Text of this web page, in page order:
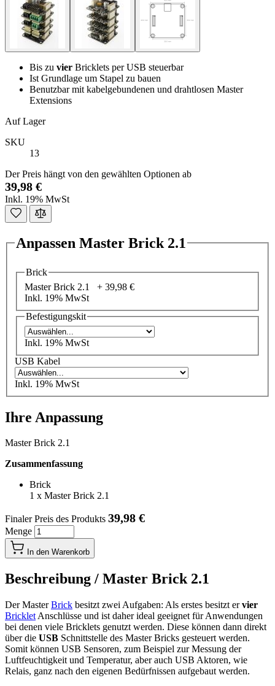
Bis zu vier Bricklets per USB steuerbar
Ist Grundlage um Stapel zu bauen
Benutzbar mit kabelgebundenen und drahtlosen Master
Extensions
Auf Lager
SKU
13
Der Preis hängt von den gewählten Optionen ab
39,98 €
Inkl. 19% MwSt
Anpassen Master Brick 2.1
Brick
Master Brick 2.1 + 39,98 €
Inkl. 19% MwSt
Befestigungskit
Inkl. 19% MwSt
USB Kabel
Inkl. 19% MwSt
Ihre Anpassung
Master Brick 2.1
Zusammenfassung
Brick
1 x Master Brick 2.1
Finaler Preis des Produkts 39,98 €
Menge
In den Warenkorb
Beschreibung / Master Brick 2.1
Der MasterBrick besitzt zwei Aufgaben: Als erstes besitzt ervier
Bricklet Anschlüsse und ist daher ideal geeignet für Anwendungen
bei denen viele Bricklets genutzt werden. Diese können dann direkt
über die USB Schnittstelle des Master Bricks gesteuert werden.
Somit können USB Sensoren, zum Beispiel zur Messung der
Luftfeuchtigkeit und Temperatur, aber auch USB Aktoren, wie
Relais, ganz nach den eigenen Bedürfnissen aufgebaut werden.